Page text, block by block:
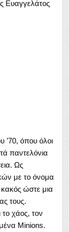
Ευαγγελάτος
’70, όπου όλοι
παντελόνια
Ως
με το όνομα
ώστε μια
τους.
χάος, τον
Minions.